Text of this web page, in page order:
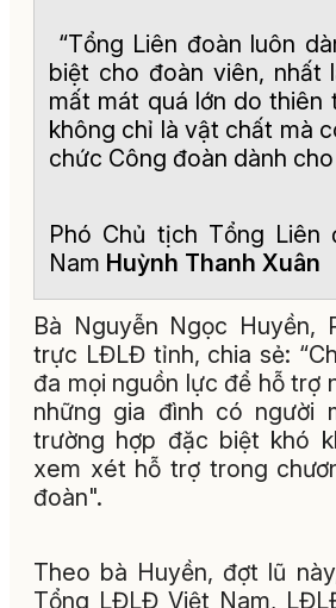
“Tổng Liên đoàn luôn
biệt cho đoàn viên, nhất
mất mát quá lớn do thiên
không chỉ là vật chất mà
chức Công đoàn dành
Phó Chủ tịch Tổng Liên
Nam Huỳnh Thanh Xuân
Bà Nguyễn Ngọc Huyền,
trực LĐLĐ tỉnh, chia sẻ:
đa mọi nguồn lực để hỗ trợ
những gia đình có người
trường hợp đặc biệt khó
xem xét hỗ trợ trong
đoàn".
Theo bà Huyền, đợt lũ
Tổng LĐLĐ Việt Nam,